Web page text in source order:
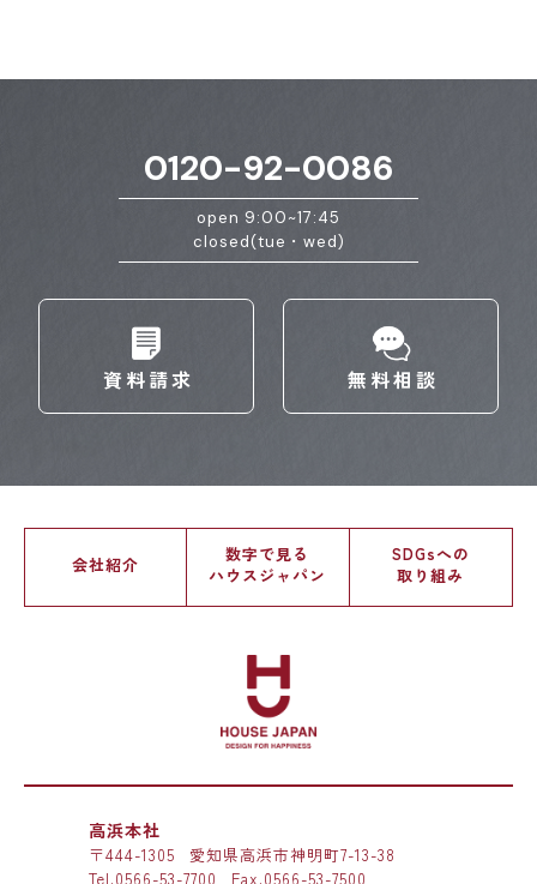
0120-92-0086
open 9:00~17:45
closed(tue・wed)
資料請求 無料相談
会社紹介
数字で見る
ハウスジャパン
SDGsへの
取り組み
高浜本社
〒444-1305
愛知県高浜市神明町7-13-38
Tel.0566-53-7700 Fax.0566-53-7500